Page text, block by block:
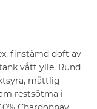
finstämd doft av
vått ylle. Rund
måttlig
restsötma i